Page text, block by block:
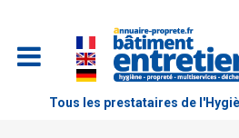
Tous les prestataires de